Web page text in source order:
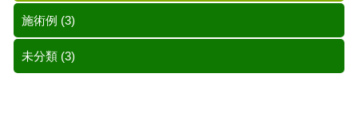
施術例 (3)
未分類 (3)